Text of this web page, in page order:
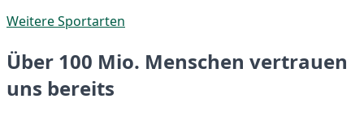
Weitere Sportarten
Über 100 Mio. Menschen vertrauen
uns bereits